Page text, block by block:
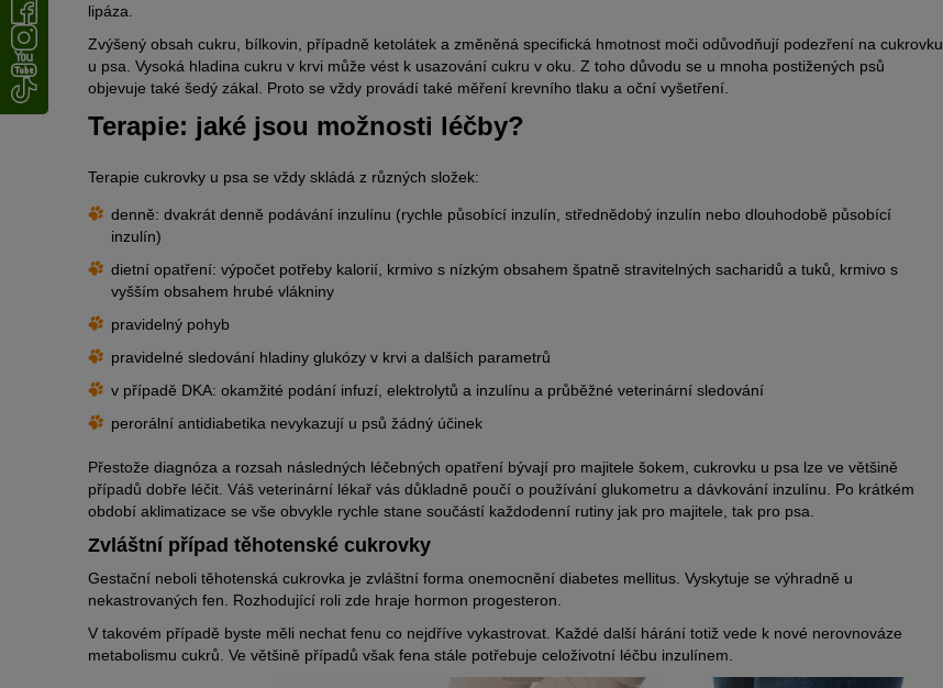
lipáza.
Zvýšený obsah cukru, bílkovin, případně ketolátek a změněná specifická hmotnost moči odůvodňují podezření na cukrovku
u psa. Vysoká hladina cukru v krvi může vést k usazování cukru v oku. Z toho důvodu se u mnoha postižených psů
objevuje také šedý zákal. Proto se vždy provádí také měření krevního tlaku a oční vyšetření.
Terapie: jaké jsou možnosti léčby?
Terapie cukrovky u psa se vždy skládá z různých složek:
denně: dvakrát denně podávání inzulínu (rychle působící inzulín, střednědobý inzulín nebo dlouhodobě působící
inzulín)
dietní opatření: výpočet potřeby kalorií, krmivo s nízkým obsahem špatně stravitelných sacharidů a tuků, krmivo s
vyšším obsahem hrubé vlákniny
pravidelný pohyb
pravidelné sledování hladiny glukózy v krvi a dalších parametrů
v případě DKA: okamžité podání infuzí, elektrolytů a inzulínu a průběžné veterinární sledování
perorální antidiabetika nevykazují u psů žádný účinek
Přestože diagnóza a rozsah následných léčebných opatření bývají pro majitele šokem, cukrovku u psa lze ve většině
případů dobře léčit. Váš veterinární lékař vás důkladně poučí o používání glukometru a dávkování inzulínu. Po krátkém
období aklimatizace se vše obvykle rychle stane součástí každodenní rutiny jak pro majitele, tak pro psa.
Zvláštní případ těhotenské cukrovky
Gestační neboli těhotenská cukrovka je zvláštní forma onemocnění diabetes mellitus. Vyskytuje se výhradně u
nekastrovaných fen. Rozhodující roli zde hraje hormon progesteron.
V takovém případě byste měli nechat fenu co nejdříve vykastrovat. Každé další hárání totiž vede k nové nerovnováze
metabolismu cukrů. Ve většině případů však fena stále potřebuje celoživotní léčbu inzulínem.